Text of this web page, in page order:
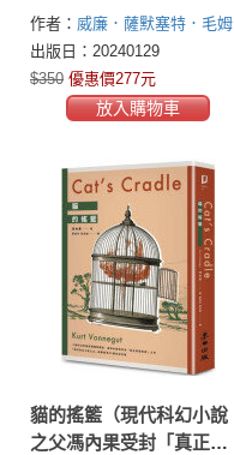
手可熱的劇作家直探人生
真諦、強烈自傳色彩之
作）
作者： 威廉．薩默塞特．毛姆
(William Somerset Maugham)
出版日：20240129
$350 優惠價277元
放入購物車
貓的搖籃（現代科幻小說
之父馮內果受封「真正的